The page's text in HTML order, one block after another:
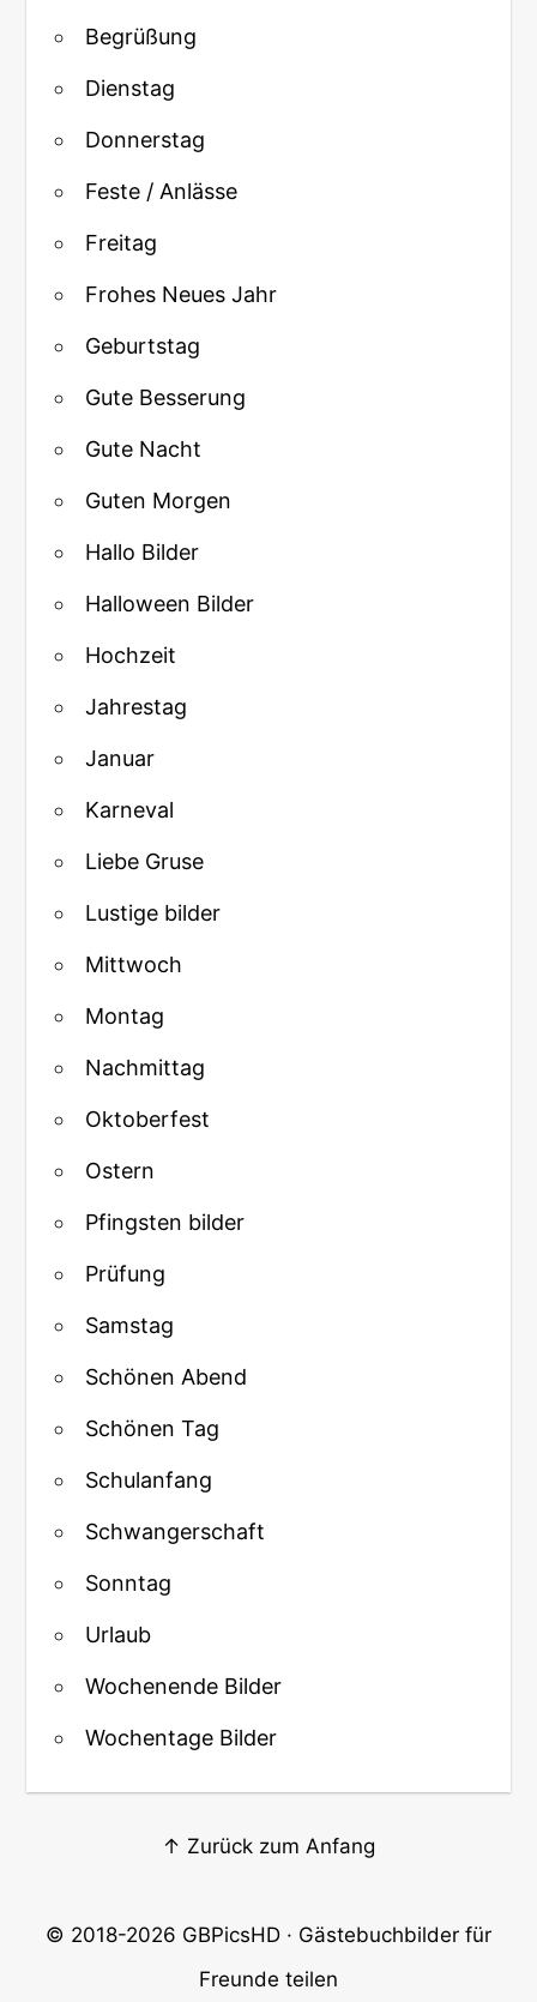
Begrüßung
Dienstag
Donnerstag
Feste / Anlässe
Freitag
Frohes Neues Jahr
Geburtstag
Gute Besserung
Gute Nacht
Guten Morgen
Hallo Bilder
Halloween Bilder
Hochzeit
Jahrestag
Januar
Karneval
Liebe Gruse
Lustige bilder
Mittwoch
Montag
Nachmittag
Oktoberfest
Ostern
Pfingsten bilder
Prüfung
Samstag
Schönen Abend
Schönen Tag
Schulanfang
Schwangerschaft
Sonntag
Urlaub
Wochenende Bilder
Wochentage Bilder
↑ Zurück zum Anfang
© 2018-2026 GBPicsHD · Gästebuchbilder für
Freunde teilen